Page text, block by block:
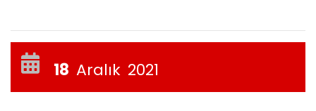
18 Aralık 2021